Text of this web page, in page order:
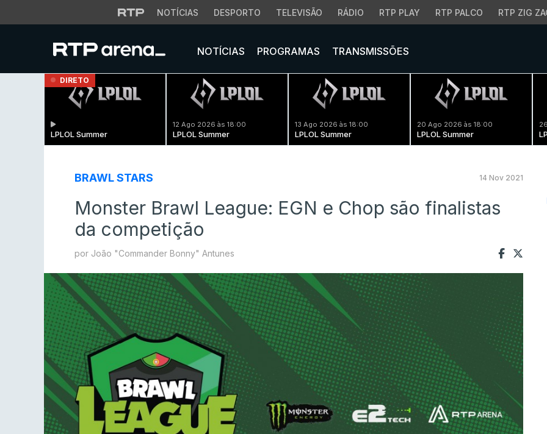
NOTÍCIAS DESPORTO TELEVISÃO RÁDIO RTP PLAY RTP PALCO RTP ZIG
NOTÍCIAS PROGRAMAS TRANSMISSÕES
DIRETO
LPLOL Summer
12 Ago 2026 às 18:00
LPLOL Summer
13 Ago 2026 às 18:00
LPLOL Summer
20 Ago 2026 às 18:00
LPLOL Summer
BRAWL STARS 14 Nov 2021
Monster Brawl League: EGN e Chop são finalistas
da competição
por João "Commander Bonny" Antunes